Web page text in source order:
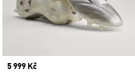
Price
5 999 Kč